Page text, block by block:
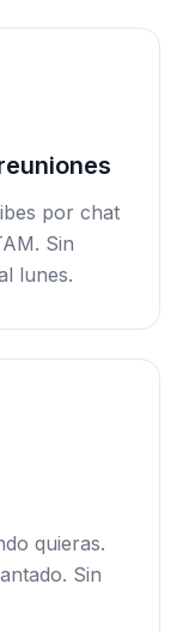
por chat
Sin
lunes.
quieras.
Sin